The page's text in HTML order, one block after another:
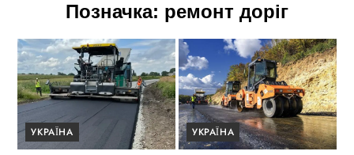
Позначка: ремонт доріг
УКРАЇНА УКРАЇНА